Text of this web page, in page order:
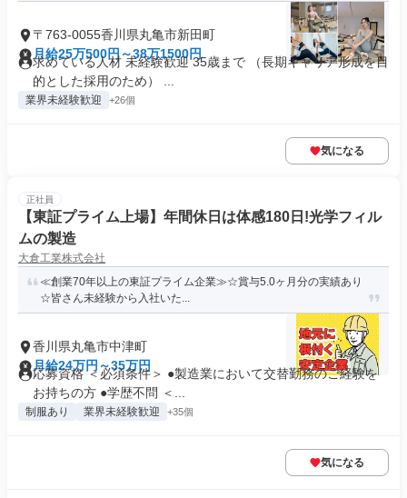
〒763-0055香川県丸亀市新田町
月給25万500円～38万1500円
求めている人材 未経験歓迎 35歳まで （長期キャリア形成を目
的とした採用のため） ...
業界未経験歓迎 +26個
気になる
正社員
【東証プライム上場】年間休日は体感180日!光学フィル
ムの製造
大倉工業株式会社
≪創業70年以上の東証プライム企業≫☆賞与5.0ヶ月分の実績あり
☆皆さん未経験から入社いた...
香川県丸亀市中津町
月給24万円～35万円
応募資格 ＜必須条件＞ ●製造業において交替勤務のご経験を
お持ちの方 ●学歴不問 ＜...
制服あり 業界未経験歓迎 +35個
気になる